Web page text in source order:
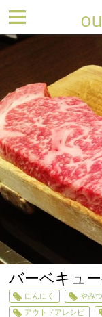
バーベキュ
にんにく やみ
アウトドアレシピ